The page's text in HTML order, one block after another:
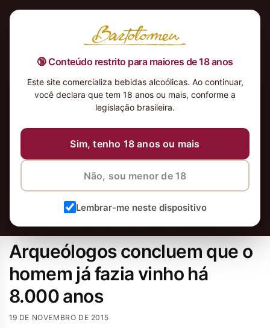
🔞 Conteúdo restrito para maiores de 18 anos
Este site comercializa bebidas alcoólicas. Ao continuar,
você declara que tem 18 anos ou mais, conforme a
legislação brasileira.
Sim, tenho 18 anos ou mais
Não, sou menor de 18
Lembrar-me neste dispositivo
Arqueólogos concluem que o
homem já fazia vinho há
8.000 anos
19 DE NOVEMBRO DE 2015